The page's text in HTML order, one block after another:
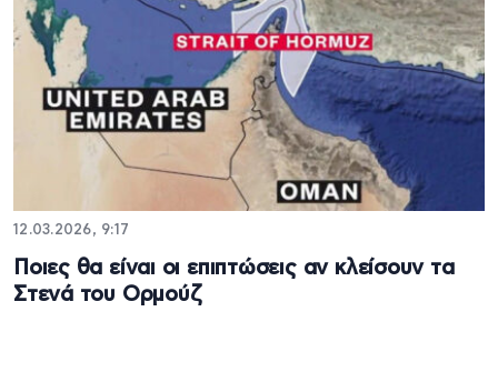
12.03.2026, 9:17
Ποιες θα είναι οι επιπτώσεις αν κλείσουν τα
Στενά του Ορμούζ